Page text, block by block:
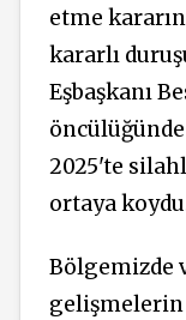
etme
kararlı
Eşbaşkanı
2025'te
ortaya
Bölgemizde
gelişmelerin